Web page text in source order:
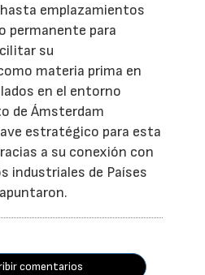
hasta emplazamientos
permanente para
su
materia prima en
en el entorno
de Ámsterdam
estratégico para esta
a su conexión con
industriales de Países
comentarios